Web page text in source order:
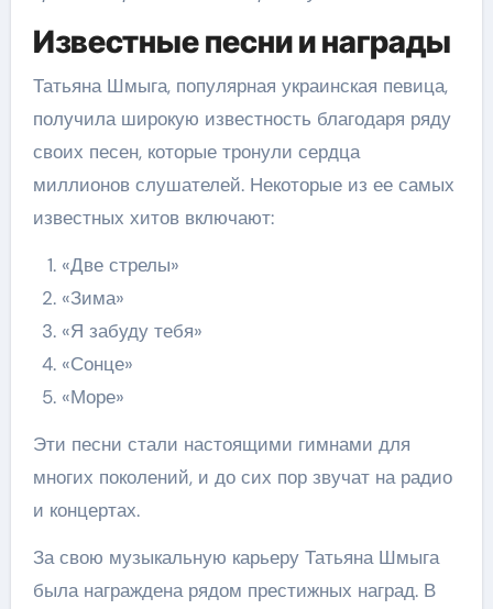
Известные песни и награды
Татьяна Шмыга, популярная украинская певица,
получила широкую известность благодаря ряду
своих песен, которые тронули сердца
миллионов слушателей. Некоторые из ее самых
известных хитов включают:
«Две стрелы»
«Зима»
«Я забуду тебя»
«Сонце»
«Море»
Эти песни стали настоящими гимнами для
многих поколений, и до сих пор звучат на радио
и концертах.
За свою музыкальную карьеру Татьяна Шмыга
была награждена рядом престижных наград. В